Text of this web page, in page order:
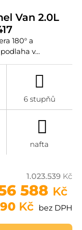
Van 2.0L
180° a
v…
6 stupňů
nafta
1.023.539 Kč
588 Kč
Kč bez DPH